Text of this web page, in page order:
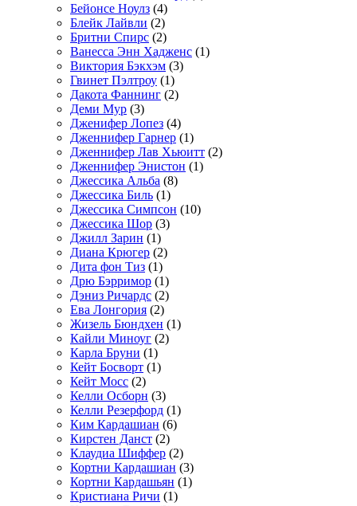
Бейонсе Ноулз (4)
Блейк Лайвли (2)
Бритни Спирс (2)
Ванесса Энн Хадженс (1)
Виктория Бэкхэм (3)
Гвинет Пэлтроу (1)
Дакота Фаннинг (2)
Деми Мур (3)
Дженифер Лопез (4)
Дженнифер Гарнер (1)
Дженнифер Лав Хьюитт (2)
Дженнифер Энистон (1)
Джессика Альба (8)
Джессика Биль (1)
Джессика Симпсон (10)
Джессика Шор (3)
Джилл Зарин (1)
Диана Крюгер (2)
Дита фон Тиз (1)
Дрю Бэрримор (1)
Дэниз Ричардс (2)
Ева Лонгория (2)
Жизель Бюндхен (1)
Кайли Миноуг (2)
Карла Бруни (1)
Кейт Босворт (1)
Кейт Мосс (2)
Келли Осборн (3)
Келли Резерфорд (1)
Ким Кардашиан (6)
Кирстен Данст (2)
Клаудиа Шиффер (2)
Кортни Кардашиан (3)
Кортни Кардашьян (1)
Кристиана Ричи (1)